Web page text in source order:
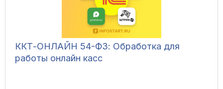
ККТ-ОНЛАЙН 54-ФЗ: Обработка для
работы онлайн касс